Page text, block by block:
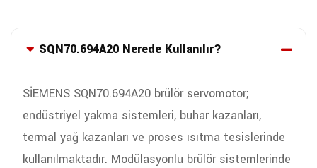
SQN70.694A20 Nerede Kullanılır?
SİEMENS SQN70.694A20 brülör servomotor;
endüstriyel yakma sistemleri, buhar kazanları,
termal yağ kazanları ve proses ısıtma tesislerinde
kullanılmaktadır. Modülasyonlu brülör sistemlerinde